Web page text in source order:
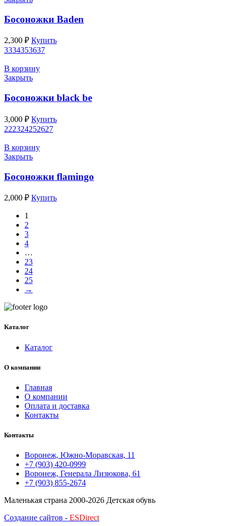
Босоножки Baden
2,300 ₽ Купить
3334353637
В корзину
Закрыть
Босоножки black be
3,000 ₽ Купить
222324252627
В корзину
Закрыть
Босоножки flamingo
2,000 ₽ Купить
1
2
3
4
…
23
24
25
→
Каталог
Каталог
О компании
Главная
О компании
Оплата и доставка
Контакты
Контакты
Воронеж, Южно-Моравская, 11
+7 (903) 420-0999
Воронеж, Генерала Лизюкова, 61
+7 (903) 855-2674
Маленькая страна 2000-2026 Детская обувь
Создание сайтов - ESDirect